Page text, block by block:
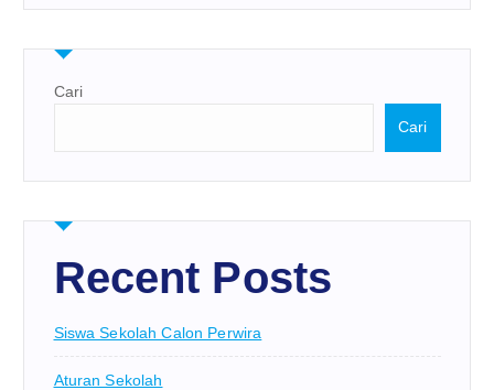
Cari
Cari
Recent Posts
Siswa Sekolah Calon Perwira
Aturan Sekolah